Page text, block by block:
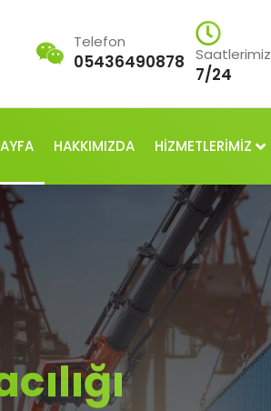
Telefon
05436490878 Saatlerimiz
7/24
HAKKIMIZDA HİZMETLERİMİZ